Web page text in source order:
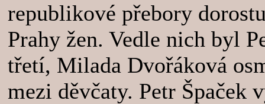
republikové přebory
Prahy žen. Vedle nich byl
třetí, Milada Dvořáková
mezi děvčaty. Petr Špaček